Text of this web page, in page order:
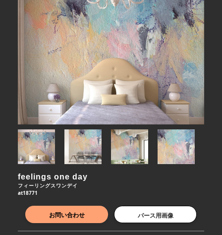
feelings one day
フィーリングスワンデイ
at18771
お問い合わせ パース用画像